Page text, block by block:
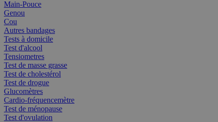
Main-Pouce
Genou
Cou
Autres bandages
Tests à domicile
Test d'alcool
Tensiometres
Test de masse grasse
Test de cholestérol
Test de drogue
Glucomètres
Cardio-fréquencemètre
Test de ménopause
Test d'ovulation